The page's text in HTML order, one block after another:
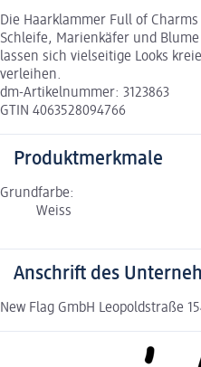
Die Haarklammer Full of
Schleife, Marienkäfer und
lassen sich vielseitige Looks
verleihen.
dm-Artikelnummer: 3123863
GTIN 4063528094766
Produktmerkmale
Grundfarbe:
Weiss
Anschrift des
New Flag GmbH Leopoldstraße